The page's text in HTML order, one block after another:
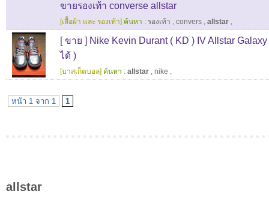
ขายรองเท้า converse allstar
[เสื้อผ้า และ รองเท้า] ค้นหา : รองเท้า , convers , allstar ,
[ ขาย ] Nike Kevin Durant ( KD ) IV Allstar
ได้ )
[บาสเก็ตบอล] ค้นหา : allstar , nike ,
หน้า 1 จาก 1 1
allstar